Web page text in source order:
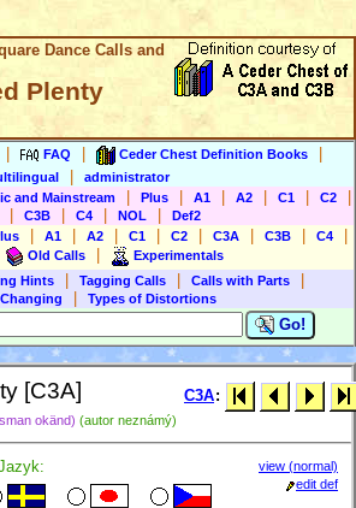
Dance Calls and
Plenty
FAQ Ceder Chest Definition Books
administrator
and Mainstream Plus A1 A2 C1 C2
C3B C4 NOL
Def2
A1 A2 C1 C2 C3A C3B C4
Old Calls
Experimentals
Hints
Tagging Calls Calls with Parts
Types of Distortions
Go!
[C3A]
okänd) (autor neznámý)
C3A:
view (normal)
edit def